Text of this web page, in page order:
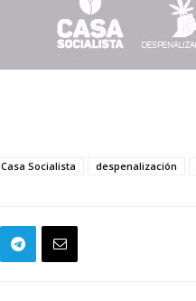
Casa Socialista despenalización